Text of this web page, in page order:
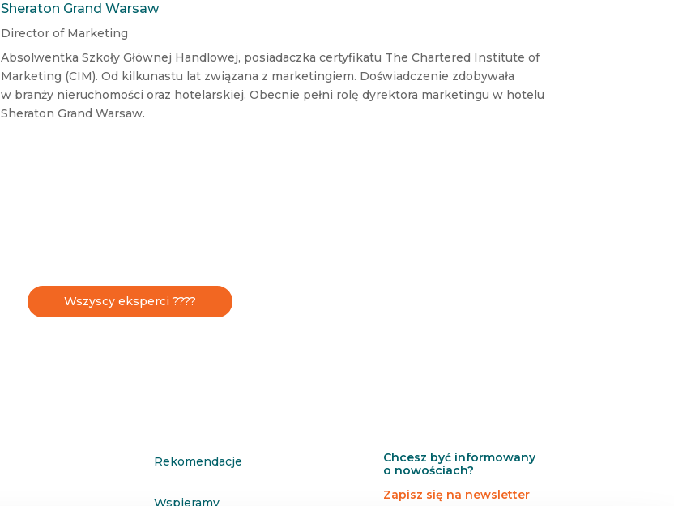
Sheraton Grand Warsaw
Director of Marketing
Absolwentka Szkoły Głównej Handlowej, posiadaczka certyfikatu The Chartered Institute of
Marketing (CIM). Od kilkunastu lat związana z marketingiem. Doświadczenie zdobywała
w branży nieruchomości oraz hotelarskiej. Obecnie pełni rolę dyrektora marketingu w hotelu
Sheraton Grand Warsaw.
Wszyscy eksperci ????
Rekomendacje
Wspieramy
Chcesz być informowany
o nowościach?
Zapisz się na newsletter